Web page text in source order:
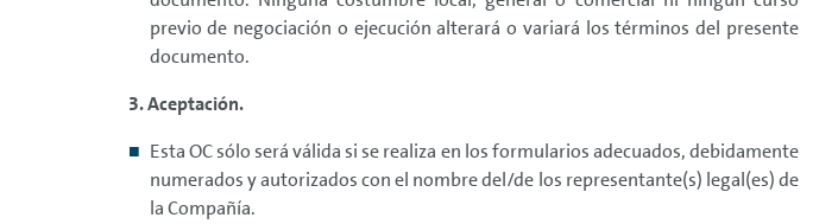
previo de negociación o ejecución alterará o variará los términos del presente
documento.
3. Aceptación.
Esta OC sólo será válida si se realiza en los formularios adecuados, debidamente
numerados y autorizados con el nombre del/de los representante(s) legal(es) de
la Compañía.